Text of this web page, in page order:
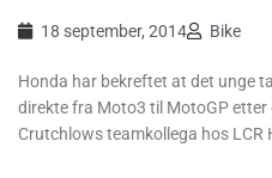
18 september, 2014 Bike
Honda har bekreftet at det unge
direkte fra Moto3 til MotoGP etter
Crutchlows teamkollega hos LCR